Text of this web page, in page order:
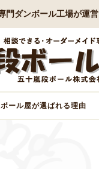
門ダンボール工場が運営
ール屋が選ばれる理由